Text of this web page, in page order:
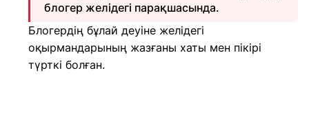
блогер желідегі парақшасында.
Блогердің бұлай деуіне желідегі
оқырмандарының жазғаны хаты мен пікірі
түрткі болған.